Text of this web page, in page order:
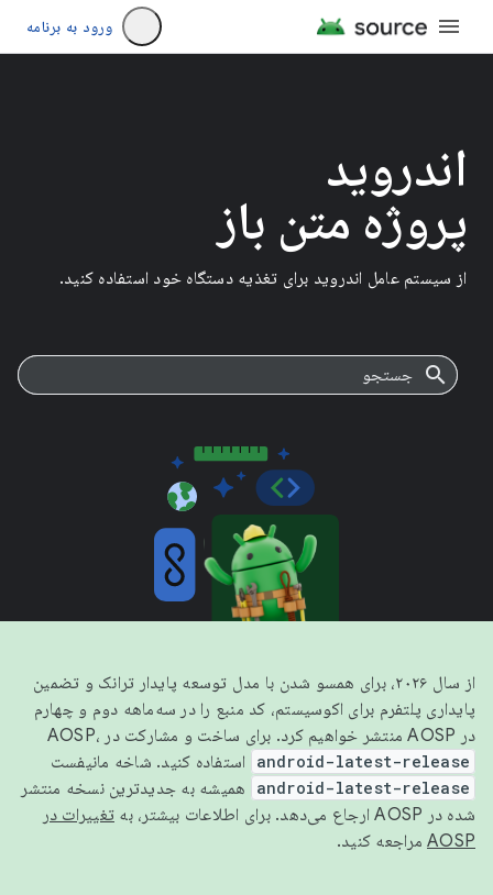
ورود به برنامه
اندروید
پروژه متن باز
از سیستم عامل اندروید برای تغذیه دستگاه خود استفاده کنید.
از سال ۲۰۲۶، برای همسو شدن با مدل توسعه پایدار ترانک و تضمین
پایداری پلتفرم برای اکوسیستم، کد منبع را در سه‌ماهه دوم و چهارم
در AOSP منتشر خواهیم کرد. برای ساخت و مشارکت در AOSP،
android-latest-release استفاده کنید. شاخه مانیفست
android-latest-release
همیشه به جدیدترین نسخه منتشر
شده در AOSP ارجاع می‌دهد. برای اطلاعات بیشتر، به
تغییرات در
AOSP مراجعه کنید.